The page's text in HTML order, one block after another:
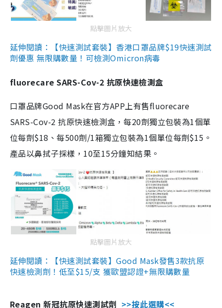
點擊圖片放大
延伸閱讀：【快速測試套裝】香港口罩品牌$19快速測試
劑優惠 無限購數量！可檢測Omicron病毒
fluorecare SARS-Cov-2 抗原快速檢測盒
口罩品牌Good Mask在官方APP上有售fluorecare
SARS-Cov-2 抗原快速檢測盒，每20劑獨立包裝為1個單
位每劑$18、每500劑/1箱獨立包裝為1個單位每劑$15。
產品以鼻拭子採樣，10至15分鐘知結果。
點擊圖片放大
延伸閱讀：【快速測試套裝】Good Mask發售3款抗原
快速檢測劑！低至$15/支 獲歐盟認證+無限購數量
Reagen 新冠抗原快速測試劑 >>按此選購<<